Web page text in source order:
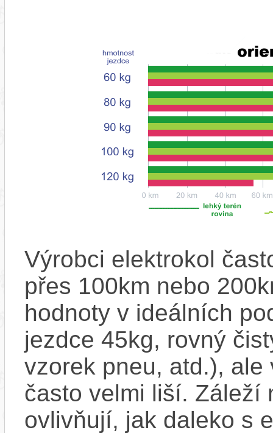
Výrobci elektrokol
přes 100km nebo
hodnoty v ideálních
jezdce 45kg, rovný
vzorek pneu, atd.),
často velmi liší. Záleží
ovlivňují, jak daleko s